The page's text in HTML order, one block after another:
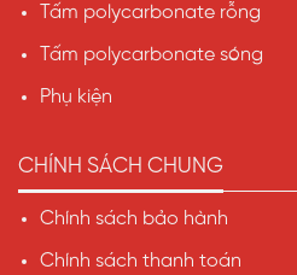
Tấm polycarbonate rỗng
Tấm polycarbonate sóng
Phụ kiện
CHÍNH SÁCH CHUNG
Chính sách bảo hành
Chính sách thanh toán